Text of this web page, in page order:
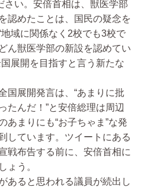
さい。安倍首相は、獣医学部
認めたことは、国民の疑念を
域に関係なく2校でも3校で
ん獣医学部の新設を認めてい
展開を目指すと言う新たな
国展開発言は、“あまりに批
たんだ！”と安倍総理は周辺
あまりにも“お子ちゃま”な発
しています。ツイートにある
戦布告する前に、安倍首相に
ょう。
あると思われる議員が続出し